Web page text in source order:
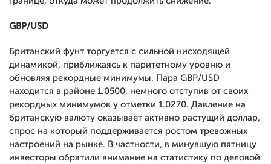
GBP/USD
Британский фунт торгуется с сильной нисходящей
динамикой, приближаясь к паритетному уровню и
обновляя рекордные минимумы. Пара GBP/USD
находится в районе 1.0500, немного отступив от своих
рекордных минимумов у отметки 1.0270. Давление на
британскую валюту оказывает активно растущий доллар,
спрос на который поддерживается ростом тревожных
настроений на рынке. В частности, в минувшую пятницу
инвесторы обратили внимание на статистику по деловой